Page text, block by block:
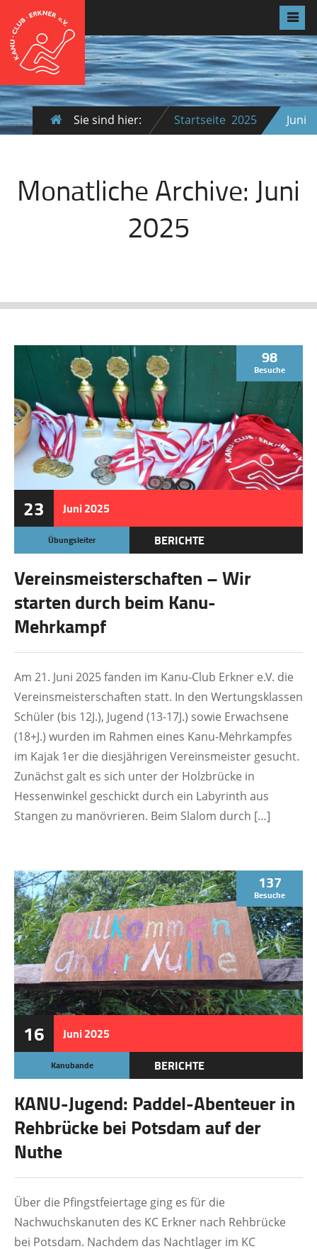
Sie sind hier: Startseite 2025 Juni
Monatliche Archive: Juni
2025
23 Juni2025
98
Besuche
Übungsleiter BERICHTE
Vereinsmeisterschaften – Wir
starten durch beim Kanu-
Mehrkampf
Am 21. Juni 2025 fanden im Kanu-Club Erkner e.V. die
Vereinsmeisterschaften statt. In den Wertungsklassen
Schüler (bis 12J.), Jugend (13-17J.) sowie Erwachsene
(18+J.) wurden im Rahmen eines Kanu-Mehrkampfes
im Kajak 1er die diesjährigen Vereinsmeister gesucht.
Zunächst galt es sich unter der Holzbrücke in
Hessenwinkel geschickt durch ein Labyrinth aus
Stangen zu manövrieren. Beim Slalom durch […]
16 Juni2025
137
Besuche
Kanubande BERICHTE
KANU-Jugend: Paddel-Abenteuer in
Rehbrücke bei Potsdam auf der
Nuthe
Über die Pfingstfeiertage ging es für die
Nachwuchskanuten des KC Erkner nach Rehbrücke
bei Potsdam. Nachdem das Nachtlager im KC